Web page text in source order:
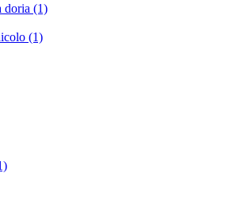
doria (1)
(1)